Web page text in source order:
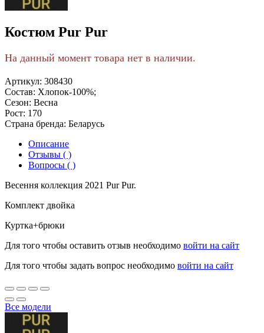
Костюм Pur Pur
На данный момент товара нет в наличии.
Артикул: 308430
Состав: Хлопок-100%;
Сезон: Весна
Рост: 170
Страна бренда: Беларусь
Описание
Отзывы ( )
Вопросы ( )
Весення коллекция 2021 Pur Pur.
Комплект двойка
Куртка+брюки
Для того чтобы оставить отзыв необходимо войти на сайт
Для того чтобы задать вопрос необходимо войти на сайт
Все модели